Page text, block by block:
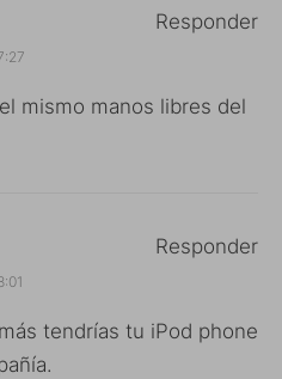
mismo manos libres del
Responder
tendrías tu iPod phone
Responder